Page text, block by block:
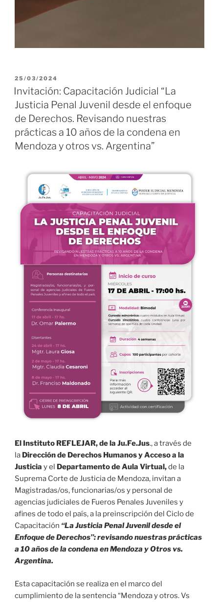
PUBLICADO
EL
25/03/2024
Invitación: Capacitación Judicial “La
Justicia Penal Juvenil desde el enfoque
de Derechos. Revisando nuestras
prácticas a 10 años de la condena en
Mendoza y otros vs. Argentina”
El Instituto REFLEJAR, de la Ju.Fe.Jus., a través de
la Dirección de Derechos Humanos y Acceso a la
Justicia y el Departamento de Aula Virtual,de la
Suprema Corte de Justicia de Mendoza, invitan a
Magistradas/os, funcionarias/os y personal de
agencias judiciales de Fueros Penales Juveniles y
afines de todo el país, a la preinscripción del Ciclo de
Capacitación “La Justicia Penal Juvenil desde el
Enfoque de Derechos”: revisando nuestras prácticas
a 10 años de la condena en Mendoza y Otros vs.
Argentina.
Esta capacitación se realiza en el marco del
cumplimiento de la sentencia “Mendoza y otros. Vs